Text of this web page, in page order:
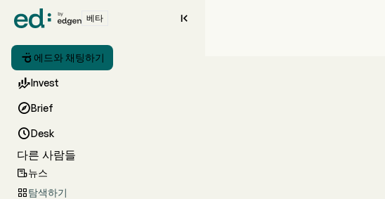
베타 
 에드와 채팅하기
Invest
Brief
Desk
다른 사람들
뉴스
탐색하기